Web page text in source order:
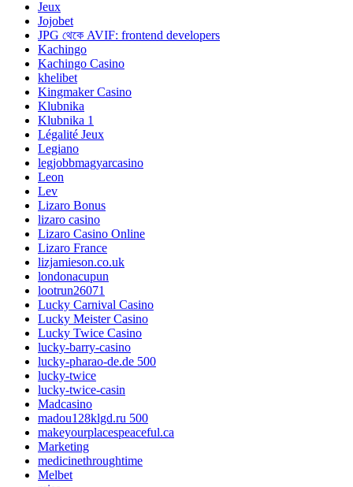
Jeux
Jojobet
JPG থেকে AVIF: frontend developers
Kachingo
Kachingo Casino
khelibet
Kingmaker Casino
Klubnika
Klubnika 1
Légalité Jeux
Legiano
legjobbmagyarcasino
Leon
Lev
Lizaro Bonus
lizaro casino
Lizaro Casino Online
Lizaro France
lizjamieson.co.uk
londonacupun
lootrun26071
Lucky Carnival Casino
Lucky Meister Casino
Lucky Twice Casino
lucky-barry-casino
lucky-pharao-de.de 500
lucky-twice
lucky-twice-casin
Madcasino
madou128klgd.ru 500
makeyourplacespeaceful.ca
Marketing
medicinethroughtime
Melbet